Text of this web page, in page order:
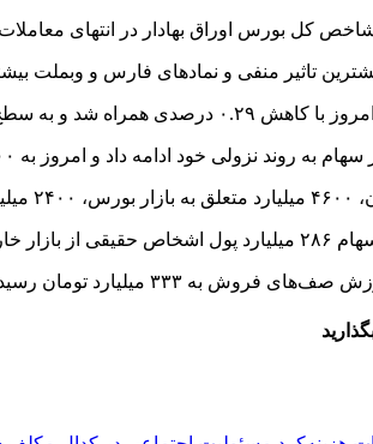
بهادار در انتهای معاملات با کاهش ۰.۳۱ درصدی همراه شد و به سطح ۲ میلیون و ۲۰۸
تاثیر منفی و نمادهای فارس و وبملت
و به سطح ۷۴۸ هزار واحدی رسید.
نزولی خود ادامه داد و امروز به ۷۷۰۰ میلیارد تومان رسید.
خارج شد.
رسید که نسبت به روز گذشته با کاهش روبه‌رو شده است.